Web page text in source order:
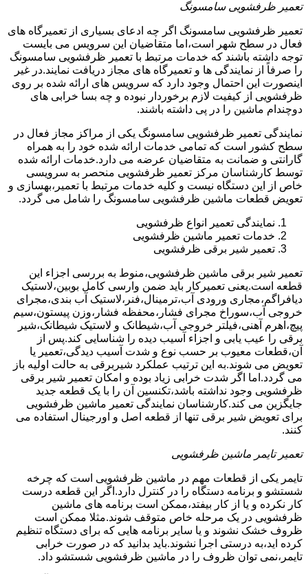
تعمیر ظرفشویی سامسونگ
تعمیر ظرفشویی سامسونگ اگر چه ادعای بسیاری از تعمیرگاه های
فعال در سطح شهر است،اما متقاضیان این سرویس می بایست
توجه داشته باشند که خدمات مرتبط با تعمیر ظرفشویی سامسونگ
را صرفاً از نمایندگی ها و تعمیرگاه های مجاز دریافت نمایند.در غیر
اینصورت این احتمال وجود دارد که سرویس های ارائه شده بر روی
ظرفشویی از کیفیت لازم برخوردار نبوده و چه بسا خرابی های
دوچندام ماشین را در پی داشته باشند.
نمایندگی تعمیر ظرفشویی سامسونگ یکی از مراکز مجاز فعال در
سطح کشور است که تمامی خدمات ارائه شده خود را به همراه
گارانتی و ضمانت به متقاضیان عرضه می دارد.خدمات ارائه شده
توسط کارشناسان مرکز تعمیر ظرفشویی منحصر به سرویسی
خاص از این دستگاه نیست و کلیه خدمات مرتبط با تعمیر،بهسازی و
تعویض قطعات ماشین ظرفشویی سامسونگ را شامل می گردد.
نمایندگی تعمیر انواع ظرفشویی
خدمات تعمیر ماشین ظرفشویی
تعمیر شیر برقی ظرفشویی
تعمیر شیر برقی ماشین ظرفشویی،منوط به بررسی اجزاء این
قطعه است.یعنی تعمیرکار باید ضمن وارسی کامل بوبین،لاستیک
دیافراگم،مجاری ورودی آب،ترمینال،فنر،لاستیک آب بندی،مجرای
خروجی آب،سوراخ مجرای فشار،محفظه فشار،وزن پیستون،سیم
پیچ،اهرم آهنی،فیلتر خروجی آب،شیطانک و لاستیک شیطانک،شیر
برقی را عیب یابی و اجزاء آسیب دیده را شناسایی کند.پس از
آن،قطعات معیوب بر حسب نوع و شدت آسیب دیدگی،تعمیر یا
تعویض می شوند.به این ترتیب عملکرد شیربرقی به حالت اولیه باز
می گردد.اما اگر شدت خرابی زیاد بوده و امکان تعمیر شیر برقی
ظرفشویی وجود نداشته باشد،تکنسین آن را با یک قطعه جدید
جایگزین می کند.کارشناسان نمایندگی تعمیر ماشین ظرفشویی
برای تعویض شیر برقی تنها از قطعه اصل و اورجینال استفاده می
کنند.
تعمیر تایمر ماشین ظرفشویی
تایمر یکی از قطعات مهم در ماشین ظرفشویی است که چرخه
شستشو و برنامه دستگاه را در کنترل دارد.اگر این قطعه درست
کار نکرده و یا از کار بیفتد،ممکن است برنامه های ماشین
ظرفشویی در یک مرحله خاص متوقف شوند.مثلا ممکن است
ظروف خشک نشوند و یا سایر برنامه هایی که برای دستگاه تنظیم
کرده اید،به درستی اجرا نشوند.باید بدانید که در صورت خرابی
تایمر،نمی توان ظروف را در ماشین ظرفشویی شستشو داد.